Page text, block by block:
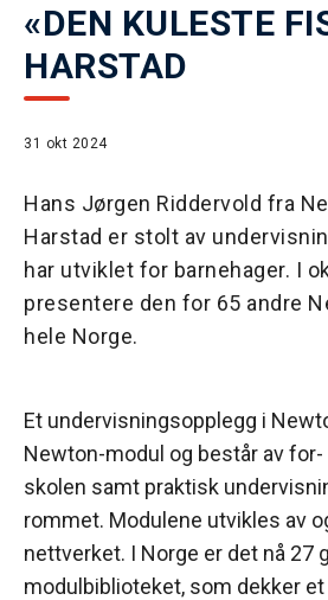
«DEN KULESTE
HARSTAD
31 okt 2024
Hans Jørgen Riddervold fra
Harstad er stolt av
har utviklet for barnehager. I
presentere den for 65 andre
hele Norge.
Et undervisningsopplegg i
Newton-modul og består av
skolen samt praktisk
rommet. Modulene utvikles av
nettverket. I Norge er det nå 27
modulbiblioteket, som dekker